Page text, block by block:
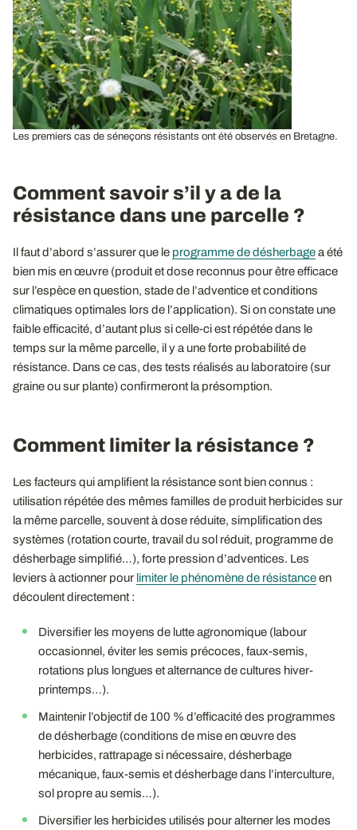
Les premiers cas de séneçons résistants ont été observés en Bretagne.
Comment savoir s’il y a de la
résistance dans une parcelle ?
Il faut d’abord s’assurer que le programme de désherbagea été
bien mis en œuvre (produit et dose reconnus pour être efficace
sur l’espèce en question, stade de l’adventice et conditions
climatiques optimales lors de l’application). Si on constate une
faible efficacité, d’autant plus si celle-ci est répétée dans le
temps sur la même parcelle, il y a une forte probabilité de
résistance. Dans ce cas, des tests réalisés au laboratoire (sur
graine ou sur plante) confirmeront la présomption.
Comment limiter la résistance ?
Les facteurs qui amplifient la résistance sont bien connus :
utilisation répétée des mêmes familles de produit herbicides sur
la même parcelle, souvent à dose réduite, simplification des
systèmes (rotation courte, travail du sol réduit, programme de
désherbage simplifié…), forte pression d’adventices. Les
leviers à actionner pour limiter le phénomène de résistanceen
découlent directement :
Diversifier les moyens de lutte agronomique (labour
occasionnel, éviter les semis précoces, faux-semis,
rotations plus longues et alternance de cultures hiver-
printemps…).
Maintenir l’objectif de 100 % d’efficacité des programmes
de désherbage (conditions de mise en œuvre des
herbicides, rattrapage si nécessaire, désherbage
mécanique, faux-semis et désherbage dans l’interculture,
sol propre au semis…).
Diversifier les herbicides utilisés pour alterner les modes